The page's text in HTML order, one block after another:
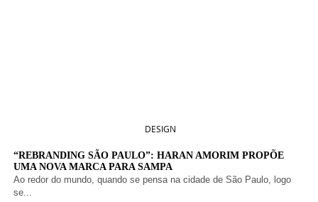
DESIGN
“REBRANDING SÃO PAULO”: HARAN AMORIM PROPÕE
UMA NOVA MARCA PARA SAMPA
Ao redor do mundo, quando se pensa na cidade de São Paulo, logo
se...